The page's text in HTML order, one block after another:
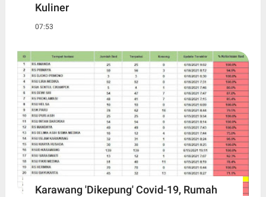
Kuliner
07:53
Karawang 'Dikepung' Covid-19, Rumah